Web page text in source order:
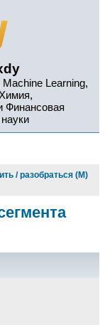
Learning,
Финансовая
/ разобраться (М)